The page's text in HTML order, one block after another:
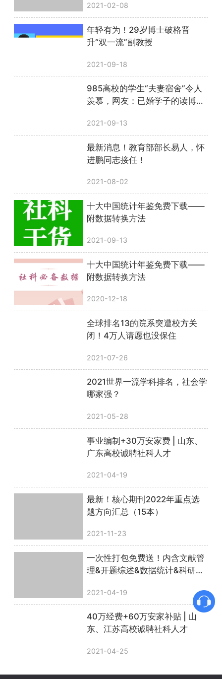
2021-02-08
年轻有为！29岁博士破格晋
升“双一流”副教授
2021-09-18
985高校的学生“夫妻宿舍”令人
羡慕，网友：已婚学子的读博福
2021-09-13
最新消息！教育部部长易人，怀
进鹏同志接任！
2021-08-02
十大中国统计年鉴免费下载——
附数据转换方法
2021-09-13
十大中国统计年鉴免费下载——
附数据转换方法
2020-12-18
全球排名13的院系突遭校方关
闭！4万人请愿也没保住
2021-07-26
2021世界一流学科排名，社会学
哪家强？
2021-05-28
事业编制+30万安家费 | 山东、
广东高校诚聘社科人才
2021-04-19
最新！核心期刊2022年重点选
题方向汇总（15本）
2021-11-23
一次性打包免费送！内含文献管
理&开题综述&数据统计&科研绘
2021-04-19
40万经费+60万安家补贴 | 山
东、江苏高校诚聘社科人才
2021-04-25